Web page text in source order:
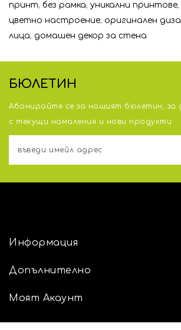
принт, без рамка, уникални принтове,
цветно настроение, оригинален
лица, домашен декор за стена
БЮЛЕТИН
Абонирайте се за нашият бюлетин, за
с тeкущи намаления и нови продукти
Информация
Допълнително
Моят Акаунт